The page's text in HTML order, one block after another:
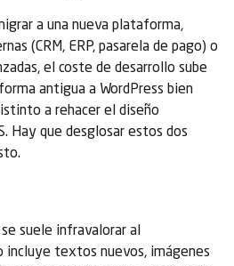
a una nueva plataforma,
(CRM, ERP, pasarela de pago) o
el coste de desarrollo sube
antigua a WordPress bien
a rehacer el diseño
Hay que desglosar estos dos
suele infravalorar al
incluye textos nuevos, imágenes